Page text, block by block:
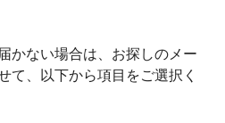
かない場合は、お探しのメー
て、以下から項目をご選択く